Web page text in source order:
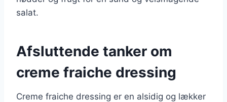
salat.
Afsluttende tanker om
creme fraiche dressing
Creme fraiche dressing er en alsidig og lækker